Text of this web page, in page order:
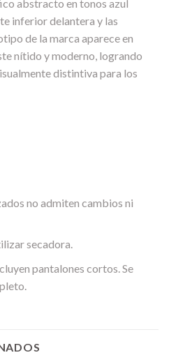
abstracto en tonos azul
inferior delantera y las
de la marca aparece en
nítido y moderno, logrando
distintiva para los
no admiten cambios ni
secadora.
pantalones cortos. Se